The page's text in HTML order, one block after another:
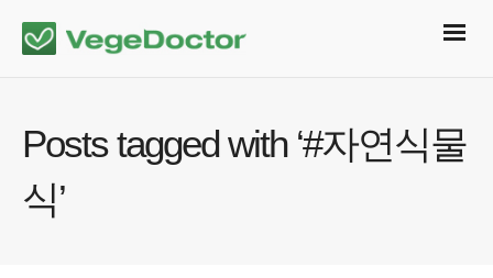
Posts tagged with ‘#자연식물
식’